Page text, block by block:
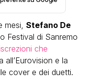
mesi, Stefano De
Festival di Sanremo
che
all’Eurovision e la
cover e dei duetti.